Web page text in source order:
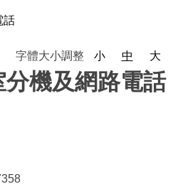
話
字體大小調整 小 中 大
機及網路電話